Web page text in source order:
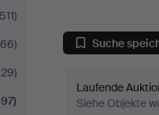
Suche
Laufende
Siehe Objekte